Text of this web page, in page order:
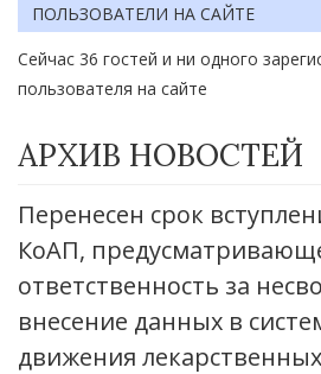
ПОЛЬЗОВАТЕЛИ НА САЙТЕ
Сейчас 36 гостей и ни одного
пользователя на сайте
АРХИВ НОВОСТЕЙ
Перенесен срок
КоАП,
ответственность за
внесение данных в
движения